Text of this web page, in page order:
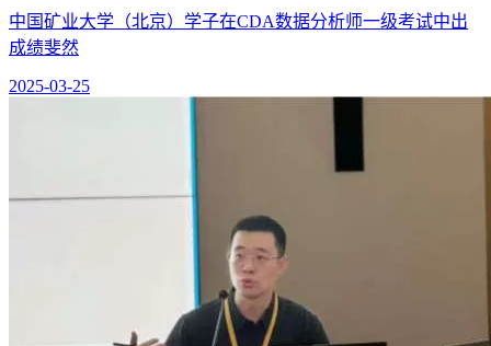
中国矿业大学（北京）学子在CDA数据分析师一级考试中出
成绩斐然
2025-03-25